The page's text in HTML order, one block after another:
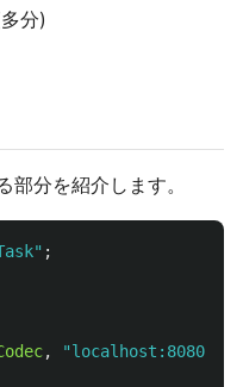
分)
分を紹介します。
" ;
, "localhost:8080/